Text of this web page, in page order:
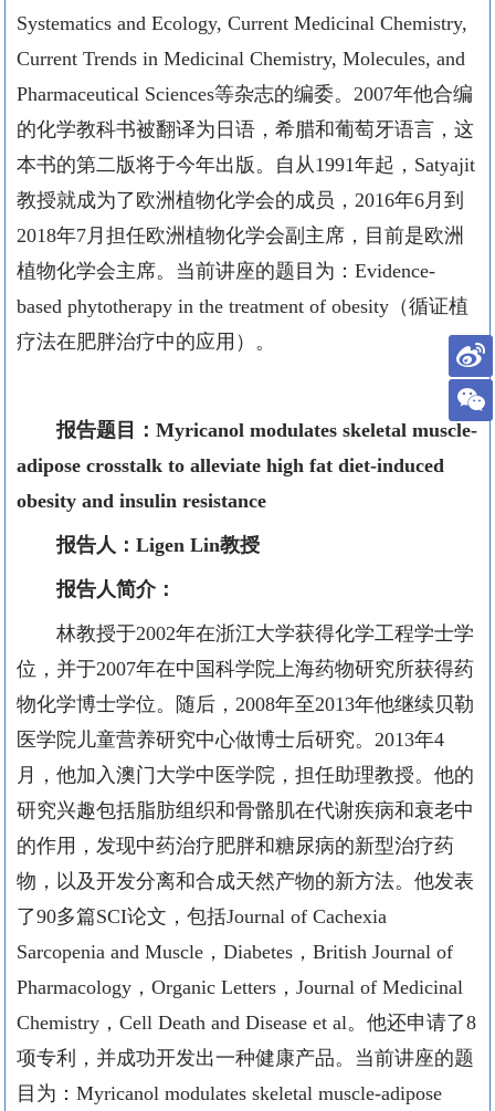
Systematics and Ecology, Current Medicinal Chemistry,
Current Trends in Medicinal Chemistry, Molecules, and
Pharmaceutical Sciences等杂志的编委。 2007年他合编
的化学教科书被翻译为日语，希腊和葡萄牙语言，这
本书的第二版将于今年出版。自从1991年起， Satyajit
教授就成为了欧洲植物化学会的成员， 2016年6 月到
2018年7 月担任欧洲植物化学会副主席，目前是欧洲
植物化学会主席。当前讲座的题目为： Evidence-
based phytotherapy in the treatment of obesity （循证植
疗法在肥胖治疗中的应用）。
报告题目： Myricanol modulates skeletal muscle-
adipose crosstalk to alleviate high fat diet-induced
obesity and insulin resistance
报告人： Ligen Lin教授
报告人简介：
林教授于2002年在浙江大学获得化学工程学士学
位，并于2007年在中国科学院上海药物研究所获得药
物化学博士学位。随后， 2008年至2013年他继续贝勒
医学院儿童营养研究中心做博士后研究。 2013年4
月，他加入澳门大学中医学院，担任助理教授。他的
研究兴趣包括脂肪组织和骨骼肌在代谢疾病和衰老中
的作用，发现中药治疗肥胖和糖尿病的新型治疗药
物，以及开发分离和合成天然产物的新方法。他发表
了90多篇SCI论文，包括Journal of Cachexia
Sarcopenia and Muscle ， Diabetes ， British Journal of
Pharmacology ， Organic Letters ， Journal of Medicinal
Chemistry ， Cell Death and Disease et al。他还申请了8
项专利，并成功开发出一种健康产品。当前讲座的题
目为： Myricanol modulates skeletal muscle-adipose